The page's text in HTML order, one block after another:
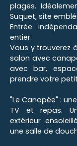
plages.
Suquet, site
Entrée
entier.
Vous y trouverez
salon avec
avec bar,
prendre votre
"Le Canopée" :
TV et repas.
extérieur
une salle de